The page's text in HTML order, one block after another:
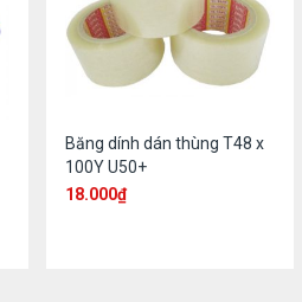
Băng dính dán thùng T48 x
100Y U50+
18.000₫